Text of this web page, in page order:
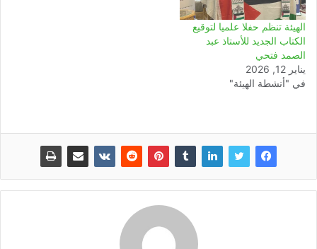
الهيئة تنظم حفلا علميا لتوقيع
الكتاب الجديد للأستاذ عبد
الصمد فتحي
يناير 12, 2026
في "أنشطة الهيئة"